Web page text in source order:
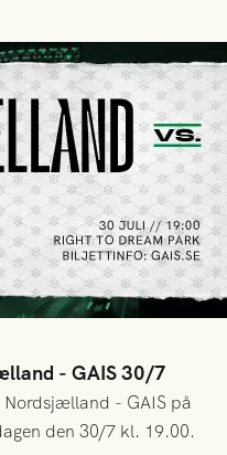
- GAIS 30/7
- GAIS på
den 30/7 kl. 19.00.